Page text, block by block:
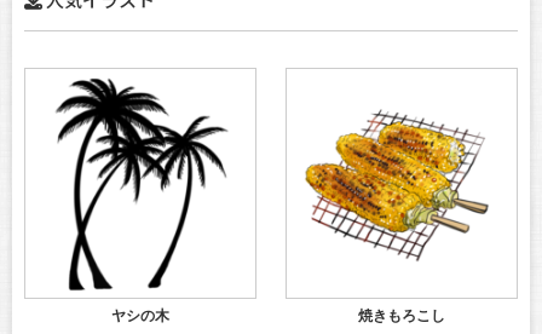
ヤシの木 焼きもろこし